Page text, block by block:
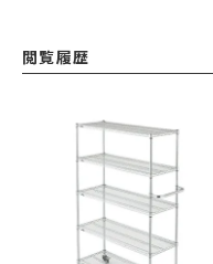
閲覧履歴